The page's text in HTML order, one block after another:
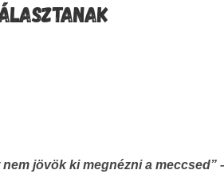
jövök ki megnézni a meccsed”